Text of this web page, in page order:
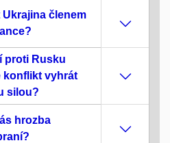
Ukrajina členem
proti Rusku
konflikt vyhrát
silou?
hrozba